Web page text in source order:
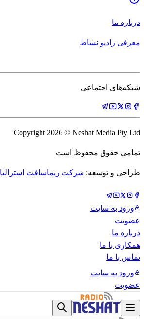
درباره ما
معرفی رادیو نشاط
شبکه‌های اجتماعی
Copyright 2026 © Neshat Media Pty Ltd
تمامی حقوق محفوظ است
طراحی و توسعه: شرکت ریماسافت استرالیا
ورود به سایت
عضویت
درباره ما
همکاری با ما
تماس با ما
ورود به سایت
عضویت